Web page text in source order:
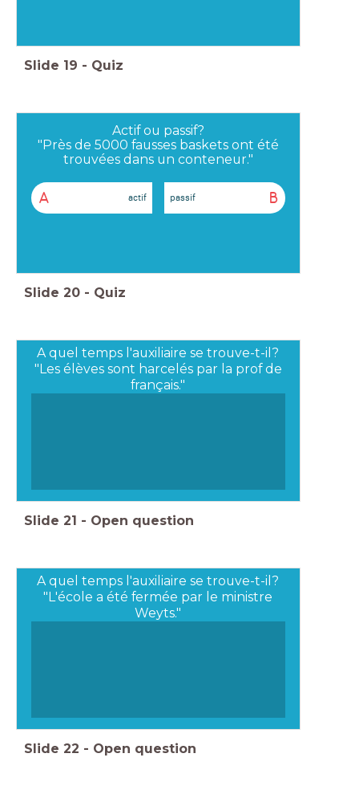
Slide 19 - Quiz
Actif ou passif?
"Près de 5000 fausses baskets ont été
trouvées dans un conteneur."
A actif B
passif
Slide 20 - Quiz
A quel temps l'auxiliaire se trouve-t-il?
"Les élèves sont harcelés par la prof de
français."
Slide 21 - Open question
A quel temps l'auxiliaire se trouve-t-il?
"L'école a été fermée par le ministre
Weyts."
Slide 22 - Open question